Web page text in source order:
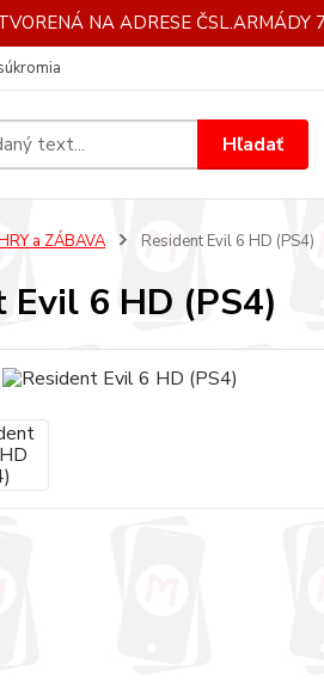
NA ADRESE
Hľadať
a ZÁBAVA Resident Evil 6 HD (PS4)
Evil 6 HD (PS4)